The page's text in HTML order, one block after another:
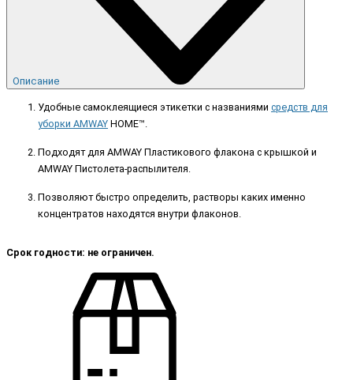
Описание
Удобные самоклеящиеся этикетки с названиями средств для
уборки AMWAY HOME™.
Подходят для AMWAY Пластикового флакона с крышкой и
AMWAY Пистолета-распылителя.
Позволяют быстро определить, растворы каких именно
концентратов находятся внутри флаконов.
Срок годности: не ограничен.